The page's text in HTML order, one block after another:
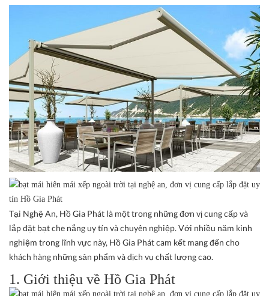
Tại Nghệ An, Hồ Gia Phát là một trong những đơn vị cung cấp và
lắp đặt bạt che nắng uy tín và chuyên nghiệp. Với nhiều năm kinh
nghiệm trong lĩnh vực này, Hồ Gia Phát cam kết mang đến cho
khách hàng những sản phẩm và dịch vụ chất lượng cao.
1. Giới thiệu về Hồ Gia Phát